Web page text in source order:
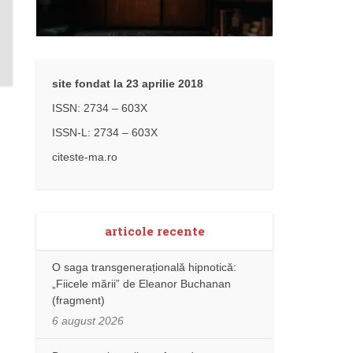
site fondat la 23 aprilie 2018
ISSN: 2734 – 603X
ISSN-L: 2734 – 603X
citeste-ma.ro
articole recente
O saga transgenerațională hipnotică:
„Fiicele mării” de Eleanor Buchanan
(fragment)
6 august 2026